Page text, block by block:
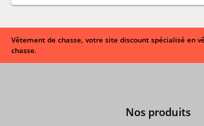
Vêtement de chasse, votre site discount spécialisé en
chasse.
Nos produits